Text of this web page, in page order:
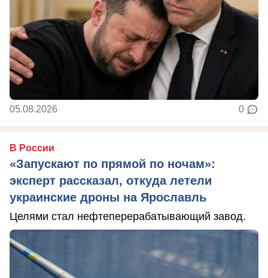
05.08.2026 0
В России
«Запускают по прямой по ночам»:
эксперт рассказал, откуда летели
украинские дроны на Ярославль
Целями стал нефтеперерабатывающий завод.